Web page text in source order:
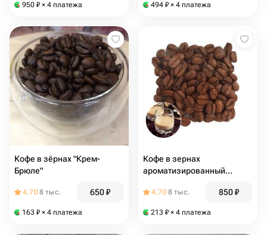
950 ₽ × 4 платежа 494 ₽ × 4 платежа
Кофе в зёрнах "Крем-
Брюле"
4.708 тыс. 650₽
163 ₽ × 4 платежа
Кофе в зернах
ароматизированный
4.708 тыс. 850₽
213 ₽ × 4 платежа